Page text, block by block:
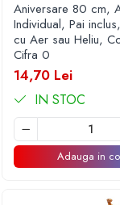
Aniversare 80 cm,
Individual, Pai
cu Aer sau Heliu,
Cifra 0
14,70 Lei
IN STOC
Adauga in